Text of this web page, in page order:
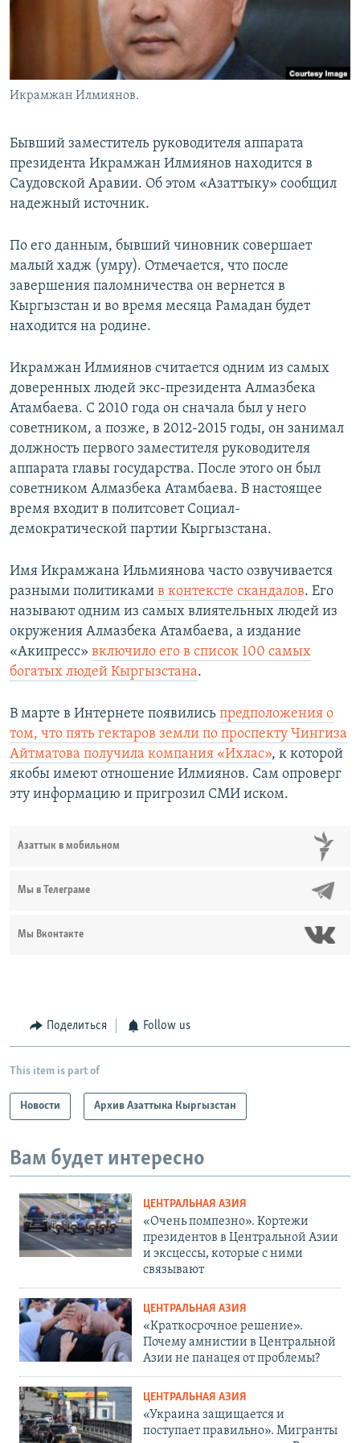
Икрамжан Илмиянов.
Бывший заместитель руководителя аппарата
президента Икрамжан Илмиянов находится в
Саудовской Аравии. Об этом «Азаттыку» сообщил
надежный источник.
По его данным, бывший чиновник совершает
малый хадж (умру). Отмечается, что после
завершения паломничества он вернется в
Кыргызстан и во время месяца Рамадан будет
находится на родине.
Икрамжан Илмиянов считается одним из самых
доверенных людей экс-президента Алмазбека
Атамбаева. С 2010 года он сначала был у него
советником, а позже, в 2012-2015 годы, он занимал
должность первого заместителя руководителя
аппарата главы государства. После этого он был
советником Алмазбека Атамбаева. В настоящее
время входит в политсовет Социал-
демократической партии Кыргызстана.
Имя Икрамжана Ильмиянова часто озвучивается
разными политиками в контексте скандалов. Его
называют одним из самых влиятельных людей из
окружения Алмазбека Атамбаева, а издание
«Акипресс» включило его в список 100 самых
богатых людей Кыргызстана.
В марте в Интернете появились предположения о
том, что пять гектаров земли по проспекту Чингиза
Айтматова получила компания «Ихлас», к которой
якобы имеют отношение Илмиянов. Сам опроверг
эту информацию и пригрозил СМИ иском.
Азаттык в мобильном
Мы в Телеграме
Мы Вконтакте
Поделиться Follow us
This item is part of
Новости Архив Азаттыка Кыргызстан
Вам будет интересно
ЦЕНТРАЛЬНАЯ АЗИЯ
«Очень помпезно». Кортежи
президентов в Центральной Азии
и эксцессы, которые с ними
связывают
ЦЕНТРАЛЬНАЯ АЗИЯ
«Краткосрочное решение».
Почему амнистии в Центральной
Азии не панацея от проблемы?
ЦЕНТРАЛЬНАЯ АЗИЯ
«Украина защищается и
поступает правильно». Мигранты